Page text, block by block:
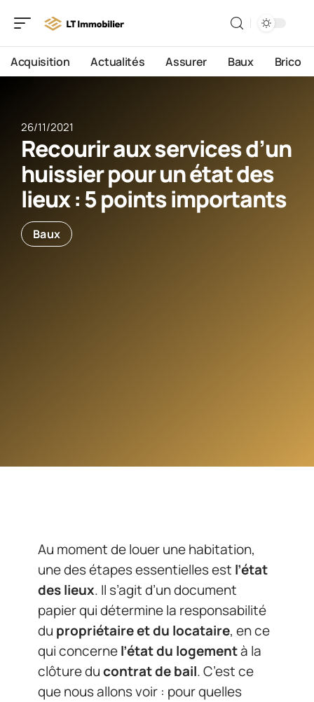
Acquisition Actualités Assurer Baux Brico
26/11/2021
Recourir aux services d’un
huissier pour un état des
lieux : 5 points importants
Baux
Au moment de louer une habitation,
une des étapes essentielles est l’état
des lieux. Il s’agit d’un document
papier qui détermine la responsabilité
du propriétaire et du locataire, en ce
qui concernel’état du logementà la
clôture ducontrat de bail. C’est ce
que nous allons voir : pour quelles